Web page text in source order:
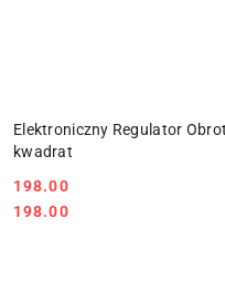
Elektroniczny Regulator
kwadrat
Cena:
198.00
Cena:
198.00